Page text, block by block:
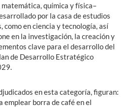
química y física–
por la casa de estudios
como en ciencia y tecnología, así
en la investigación, la creación y
clave para el desarrollo del
de Desarrollo Estratégico
en esta categoría, figuran:
emplear borra de café en el